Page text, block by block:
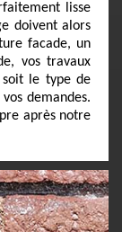
lisse
doivent alors
facade, un
vos travaux
soit le type de
demandes.
après notre